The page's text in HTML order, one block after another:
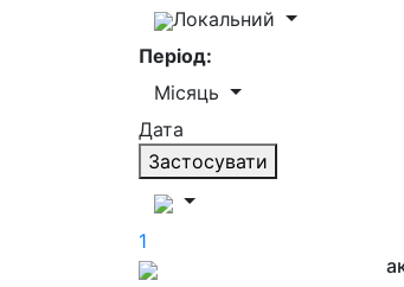
Локальний
Період:
Місяць
Дата
Застосувати
1